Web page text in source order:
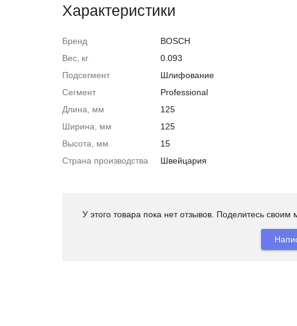
Характеристики
Бренд
BOSCH
Вес, кг
0.093
Подсегмент
Шлифование
Сегмент
Professional
Длина, мм
125
Ширина, мм
125
Высота, мм
15
Страна производства
Швейцария
У этого товара пока нет отзывов. Поделитесь